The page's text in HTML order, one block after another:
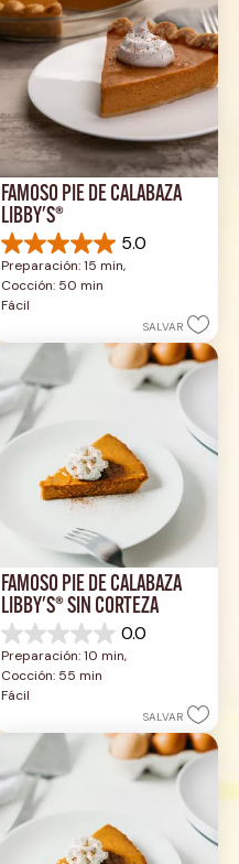
FAMOSO PIE DE CALABAZA
LIBBY'S®
5.0
5.0
de
5
estrellas.
reseñas
Preparación: 15 min,
Cocción: 50 min
Fácil
SALVAR
FAMOSO PIE DE CALABAZA
LIBBY'S® SIN CORTEZA
0.0
0.0
de
5
estrellas.
Preparación: 10 min,
Cocción: 55 min
Fácil
SALVAR